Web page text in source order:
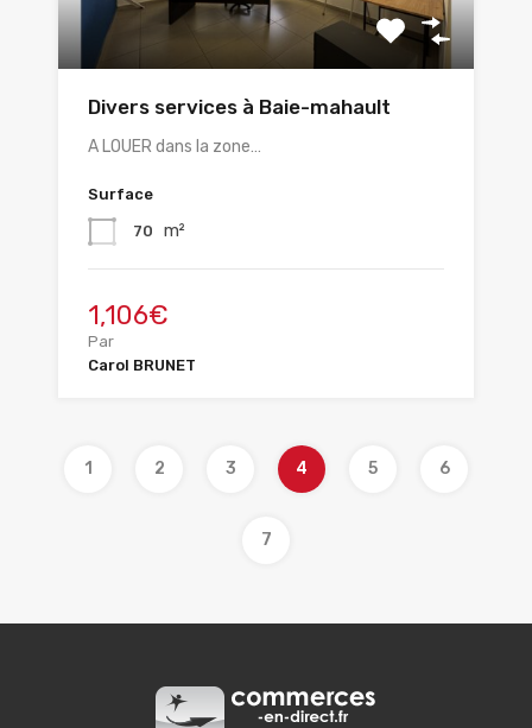
Divers services à Baie-mahault
A LOUER dans la zone…
Surface
70 m²
1,106€
Par
Carol BRUNET
1 2 3 4 5 6
7